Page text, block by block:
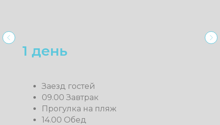
2 день
06.30 Класс хатха - йоги
09.00 Завтрак
10.00 Лекция «Про Любовь» (через
призму аштанга йоги)